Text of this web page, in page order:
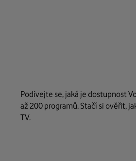
Podívejte se, jaká je dostupnost
až 200 programů. Stačí si ověřit,
TV.